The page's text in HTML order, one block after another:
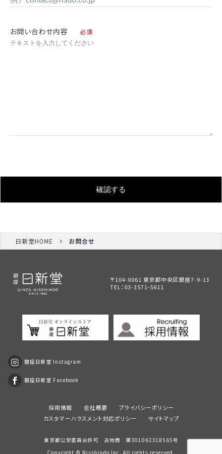
お問い合わせ内容 必須
日新堂HOME お問合せ
〒104-0061 東京都中央区銀座7-9-13
TEL： 03-3571-5611
銀座日新堂 Instagram
銀座日新堂 Facebook
採用情報 会社概要
プライバシーポリシー
カスタマーハラスメント対応ポリシー
サイトマップ
東京都公安委員会許可 古物商 第301062318565号
Copyright © Nisshindo Inc. All rights reserved.